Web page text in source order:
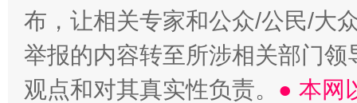
布，让相关专家和公众/公民/大
举报的内容转至所涉相关部门
观点和对其真实性负责。 ● 本网